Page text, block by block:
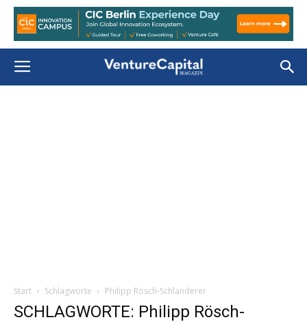
Start Schlagworte Philipp Rösch-Schlanderer
SCHLAGWORTE: Philipp Rösch-